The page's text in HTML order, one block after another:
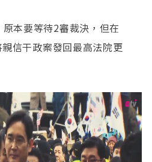
本要等待2審裁決，但在
信干政案發回最高法院更